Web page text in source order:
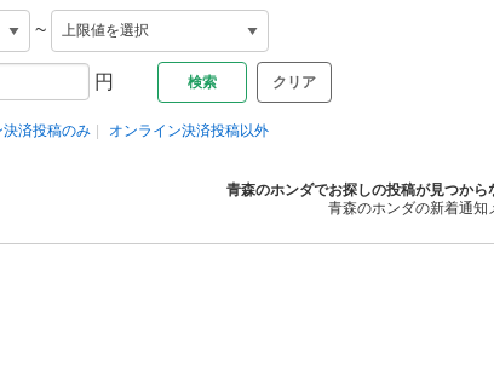
~
円 クリア
決済投稿のみ オンライン決済投稿以外
青森のホンダでお探しの投稿が見つから
青森のホンダの新着通知